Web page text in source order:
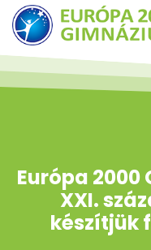
Európa
XXI.
készítjük